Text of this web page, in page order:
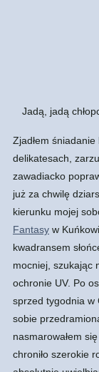
Jadą, jadą
Zjadłem
delikatesach,
zawadiacko
już za chwilę
kierunku mojej
Fantasy w
kwadransem
mocniej, szukając
ochronie UV. Po
sprzed tygodnia w
sobie
nasmarowałem
chroniło szerokie